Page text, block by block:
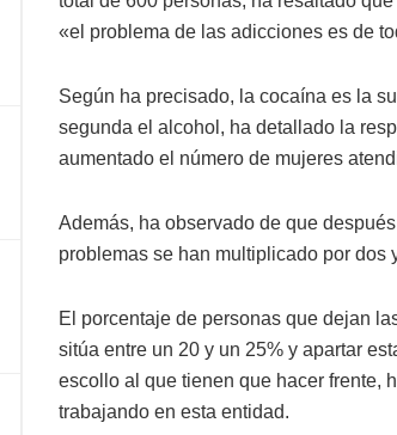
«el problema de las adicciones es de
Según ha precisado, la cocaína es la
segunda el alcohol, ha detallado la
aumentado el número de mujeres
Además, ha observado de que
problemas se han multiplicado por dos
El porcentaje de personas que dejan
sitúa entre un 20 y un 25% y apartar
escollo al que tienen que hacer frente,
trabajando en esta entidad.